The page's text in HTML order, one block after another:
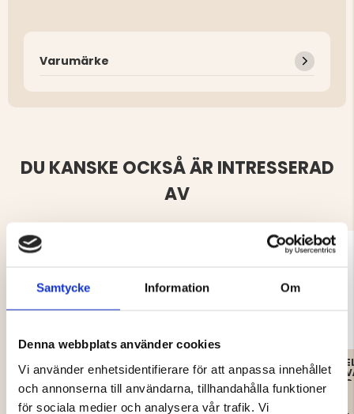
Samtycke Information Om
Denna webbplats använder cookies
Vi använder enhetsidentifierare för att anpassa innehållet
och annonserna till användarna, tillhandahålla funktioner
för sociala medier och analysera vår trafik. Vi
Varumärke
DU KANSKE OCKSÅ ÄR INTRESSERAD
AV
VÄRMEVÄST - MOUNT
ZERO
QUILTAD VÄRMEVÄST,
P4H - DAM